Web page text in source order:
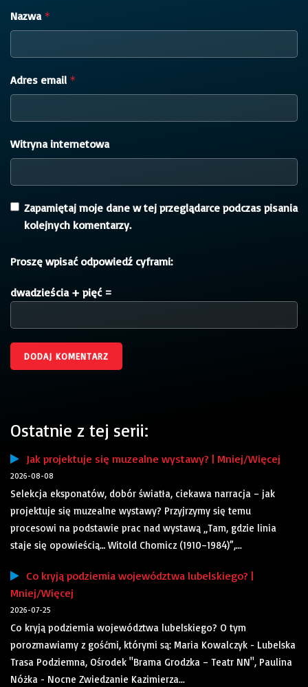
Nazwa *
Adres email *
Witryna internetowa
Zapamiętaj moje dane w tej przeglądarce podczas pisania
kolejnych komentarzy.
Proszę wpisać odpowiedź cyframi:
dwadzieścia + pięć =
Ostatnie z tej serii:
Jak projektuje się muzealne wystawy? | Mniej/Więcej
2026-08-08
Selekcja eksponatów, dobór światła, ciekawa narracja – jak
projektuje się muzealne wystawy? Przyjrzymy się temu
procesowi na podstawie prac nad wystawą „Tam, gdzie linia
staje się opowieścią… Witold Chomicz (1910–1984)”,...
Co kryją podziemia województwa lubelskiego? |
Mniej/Więcej
2026-07-25
Co kryją podziemia województwa lubelskiego? O tym
porozmawiamy z gośćmi, którymi są: Maria Kowalczyk - Lubelska
Trasa Podziemna, Ośrodek "Brama Grodzka – Teatr NN", Paulina
Nóżka - Nocne Zwiedzanie Kazimierza...